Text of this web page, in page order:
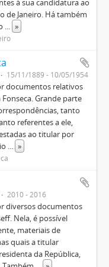
à sua candidatura ao
de Janeiro. Há também
... »
15/11/1889 - 10/05/1954
documentos relativos
Grande parte
tanto
referentes a ele,
ao titular por
... »
2010 - 2016
diversos documentos
Nela, é possível
materiais de
quais a titular
da República,